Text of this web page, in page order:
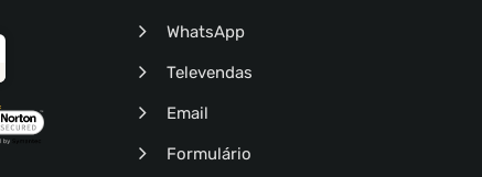
WhatsApp
Televendas
Email
Formulário